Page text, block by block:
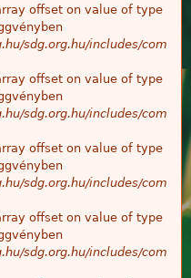
offset on value of type
sdg.org.hu/includes/com
offset on value of type
sdg.org.hu/includes/com
offset on value of type
sdg.org.hu/includes/com
offset on value of type
sdg.org.hu/includes/com